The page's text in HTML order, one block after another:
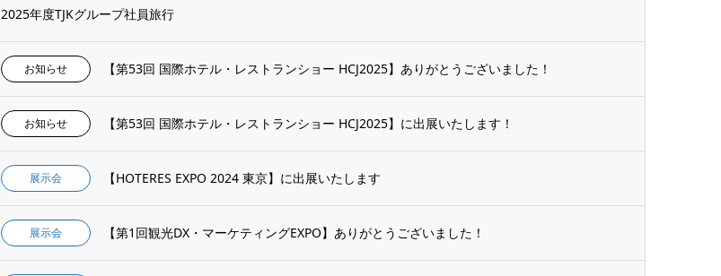
2025年度TJKグループ社員旅行
お知らせ 【第53回 国際ホテル・レストランショー HCJ2025】ありがとうございました！
お知らせ 【第53回 国際ホテル・レストランショー HCJ2025】に出展いたします！
展示会 【HOTERES EXPO 2024 東京】に出展いたします
展示会 【第1回観光DX・マーケティングEXPO】ありがとうございました！